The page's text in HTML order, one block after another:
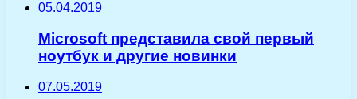
05.04.2019
Microsoft представила свой первый
ноутбук и другие новинки
07.05.2019